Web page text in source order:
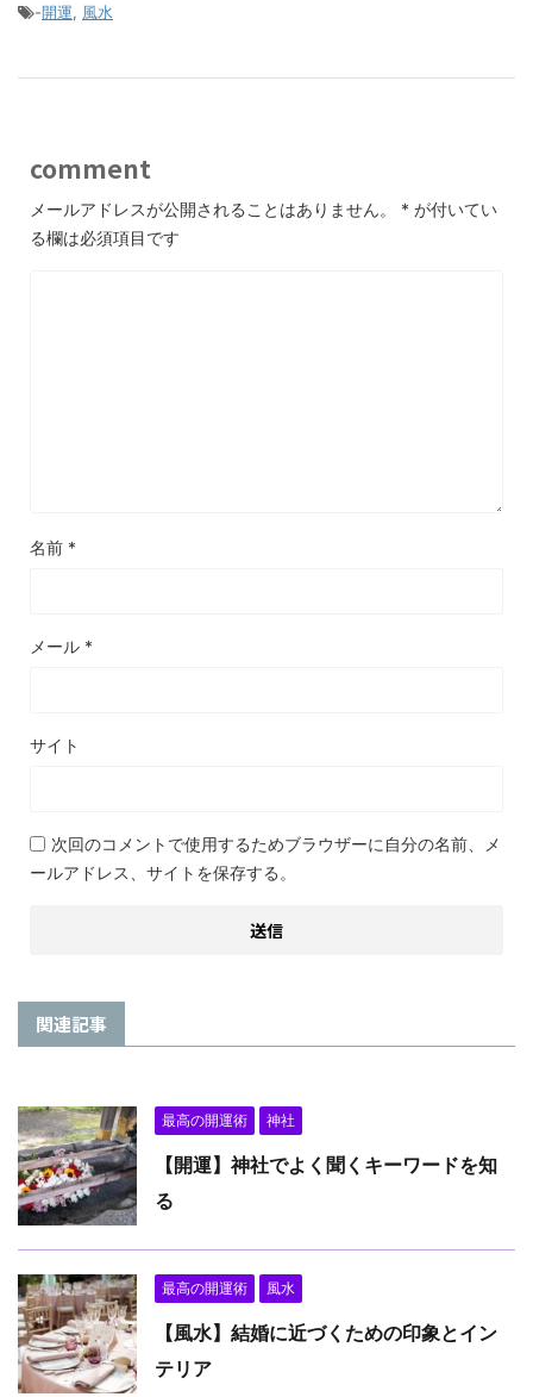
-開運, 風水
comment
メールアドレスが公開されることはありません。 * が付いてい
る欄は必須項目です
名前 *
メール *
サイト
次回のコメントで使用するためブラウザーに自分の名前、メ
ールアドレス、サイトを保存する。
関連記事
最高の開運術 神社
【開運】神社でよく聞くキーワードを知
る
最高の開運術 風水
【風水】結婚に近づくための印象とイン
テリア